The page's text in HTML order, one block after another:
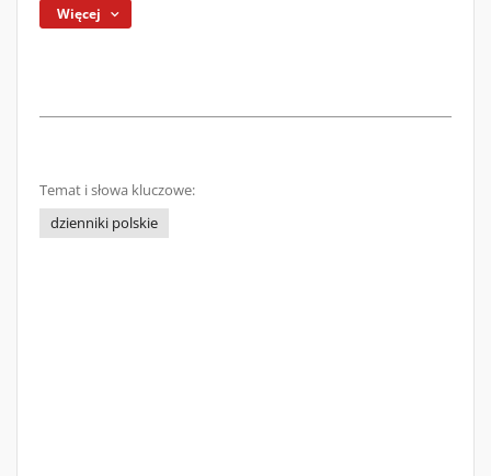
Więcej
Temat i słowa kluczowe:
dzienniki polskie